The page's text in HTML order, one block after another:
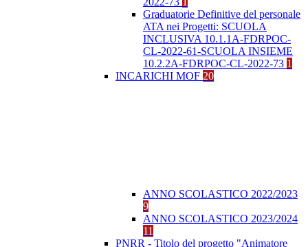
Graduatorie Definitive del personale
ATA nei Progetti: SCUOLA
INCLUSIVA 10.1.1A-FDRPOC-
CL-2022-61-SCUOLA INSIEME
10.2.2A-FDRPOC-CL-2022-73 1
INCARICHI MOF 20
ANNO SCOLASTICO 2022/2023
9
ANNO SCOLASTICO 2023/2024
11
PNRR - Titolo del progetto "Animatore